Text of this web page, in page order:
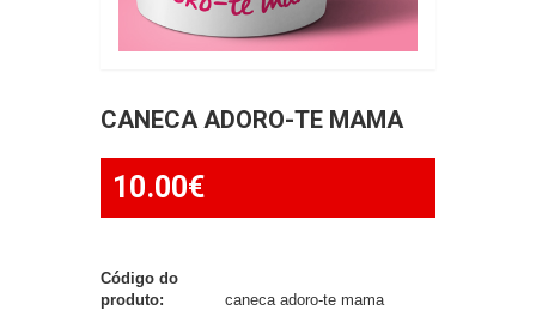
CANECA ADORO-TE MAMA
10.00€
Código do
produto:
caneca adoro-te mama